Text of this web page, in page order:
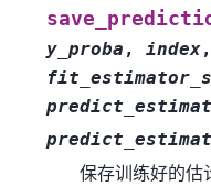
y_proba , index
保存训练好的估